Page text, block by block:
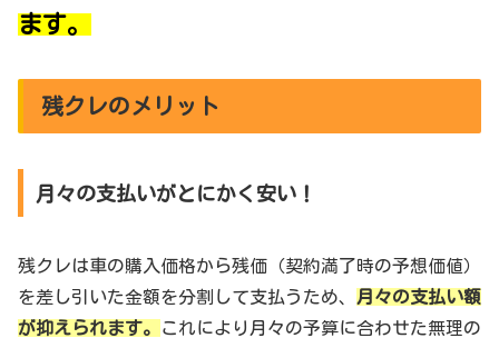
ます。
残クレのメリット
月々の支払いがとにかく安い！
残クレは車の購入価格から残価（契約満了時の予想価値）
を差し引いた金額を分割して支払うため、
月々の支払い額
が抑えられます。
これにより月々の予算に合わせた無理の